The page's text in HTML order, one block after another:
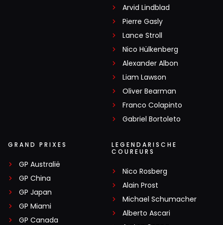
Arvid Lindblad
Pierre Gasly
Lance Stroll
Nico Hülkenberg
Alexander Albon
Liam Lawson
Oliver Bearman
Franco Colapinto
Gabriel Bortoleto
GRAND PRIXES
GP Australië
GP China
GP Japan
GP Miami
GP Canada
LEGENDARISCHE
COUREURS
Nico Rosberg
Alain Prost
Michael Schumacher
Alberto Ascari